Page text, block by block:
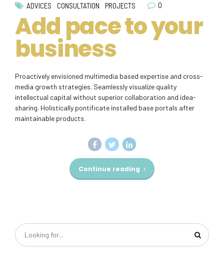
ADVICES CONSULTATION PROJECTS 0
Add pace to your
business
Proactively envisioned multimedia based expertise and cross-
media growth strategies. Seamlessly visualize quality
intellectual capital without superior collaboration and idea-
sharing. Holistically pontificate installed base portals after
maintainable products.
Continue reading